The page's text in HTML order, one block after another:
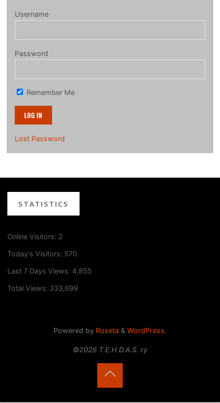
Username
Password
Remember Me
Lost Password
STATISTICS
Online Visitors: 2
Today's Visitors: 570
Last 7 Days Views: 4,855
Total Views: 333,699
Powered by Roseta & WordPress.
©2026 T.E.H.D.A.S. ry
Back